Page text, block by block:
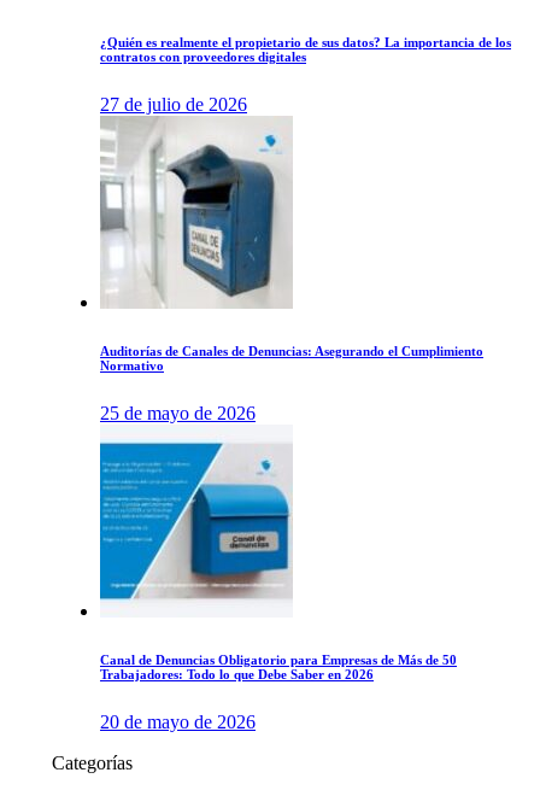
¿Quién es realmente el propietario de sus datos? La importancia de los
contratos con proveedores digitales
27 de julio de 2026
Auditorías de Canales de Denuncias: Asegurando el Cumplimiento
Normativo
25 de mayo de 2026
Canal de Denuncias Obligatorio para Empresas de Más de 50
Trabajadores: Todo lo que Debe Saber en 2026
20 de mayo de 2026
Categorías